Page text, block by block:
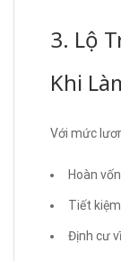
3. Lộ
Khi
Với mức
Hoàn
Tiết
Định cư